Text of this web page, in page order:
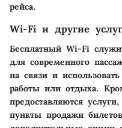
рейса.
Wi-Fi и другие
Бесплатный Wi-Fi
для современного
на связи и
работы или отдыха.
предоставляются
пункты продажи